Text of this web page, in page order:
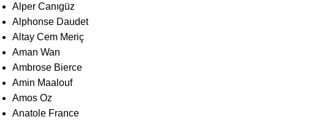
Alper Canıgüz
Alphonse Daudet
Altay Cem Meriç
Aman Wan
Ambrose Bierce
Amin Maalouf
Amos Oz
Anatole France